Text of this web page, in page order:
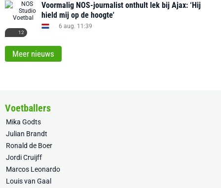
12
Voormalig NOS-journalist onthult lek bij Ajax: ‘Hij
hield mij op de hoogte'
6 aug. 11:39
Meer nieuws
Voetballers
Mika Godts
Julian Brandt
Ronald de Boer
Jordi Cruijff
Marcos Leonardo
Louis van Gaal